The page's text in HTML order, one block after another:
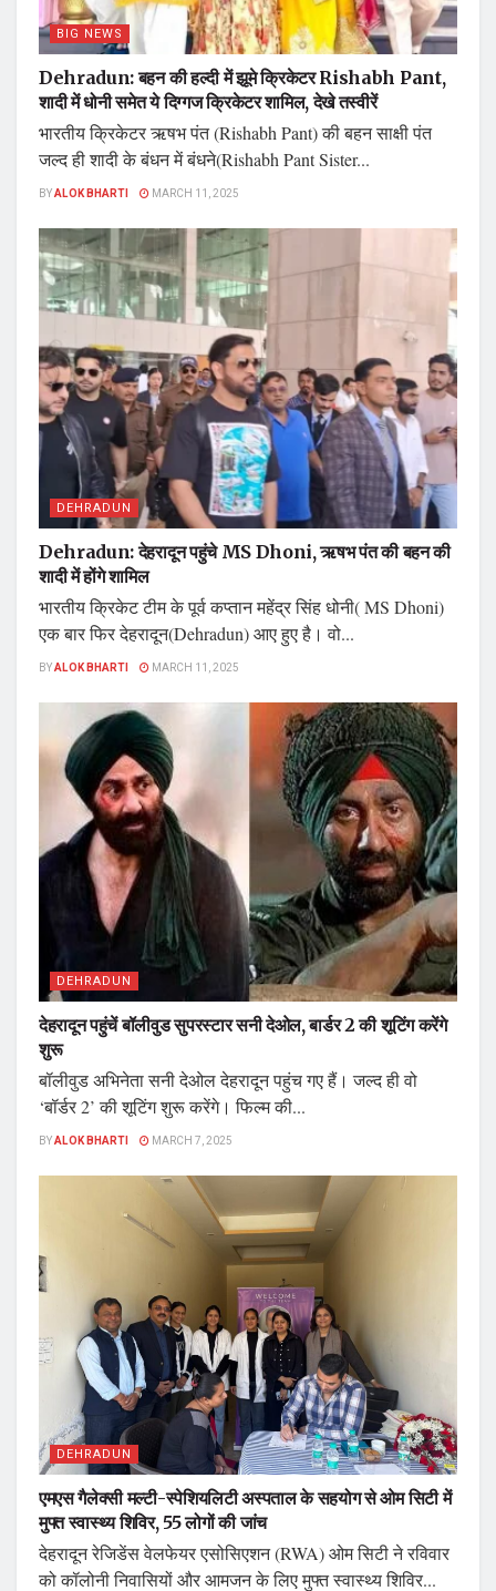
BIG NEWS
Dehradun: बहन की हल्दी में झूमे क्रिकेटर Rishabh Pant,
शादी में धोनी समेत ये दिग्गज क्रिकेटर शामिल, देखे तस्वीरें
भारतीय क्रिकेटर ऋषभ पंत (Rishabh Pant) की बहन साक्षी पंत
जल्द ही शादी के बंधन में बंधने(Rishabh Pant Sister...
BYALOK BHARTI MARCH 11, 2025
DEHRADUN
Dehradun: देहरादून पहुंचे MS Dhoni, ऋषभ पंत की बहन की
शादी में होंगे शामिल
भारतीय क्रिकेट टीम के पूर्व कप्तान महेंद्र सिंह धोनी( MS Dhoni)
एक बार फिर देहरादून(Dehradun) आए हुए है। वो...
BYALOK BHARTI MARCH 11, 2025
DEHRADUN
देहरादून पहुंचें बॉलीवुड सुपरस्टार सनी देओल, बार्डर 2 की शूटिंग करेंगे
शुरू
बॉलीवुड अभिनेता सनी देओल देहरादून पहुंच गए हैं। जल्द ही वो
‘बॉर्डर 2’ की शूटिंग शुरू करेंगे। फिल्म की...
BYALOK BHARTI MARCH 7, 2025
DEHRADUN
एमएस गैलेक्सी मल्टी-स्पेशियलिटी अस्पताल के सहयोग से ओम सिटी में
मुफ्त स्वास्थ्य शिविर, 55 लोगों की जांच
देहरादून रेजिडेंस वेलफेयर एसोसिएशन (RWA) ओम सिटी ने रविवार
को कॉलोनी निवासियों और आमजन के लिए मुफ्त स्वास्थ्य शिविर...